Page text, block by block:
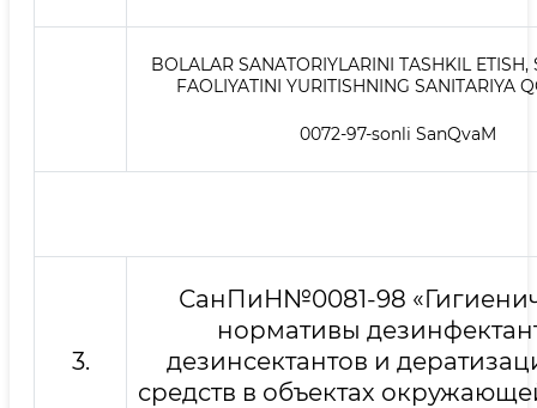
BOLALAR SANATORIYLARINI TASHKIL ETISH,
FAOLIYATINI YURITISHNING SANITARIYA
0072-97-sonli SanQvaM
3.
СанПиН№0081-98
нормативы
дезинсектантов и
средств в объектах